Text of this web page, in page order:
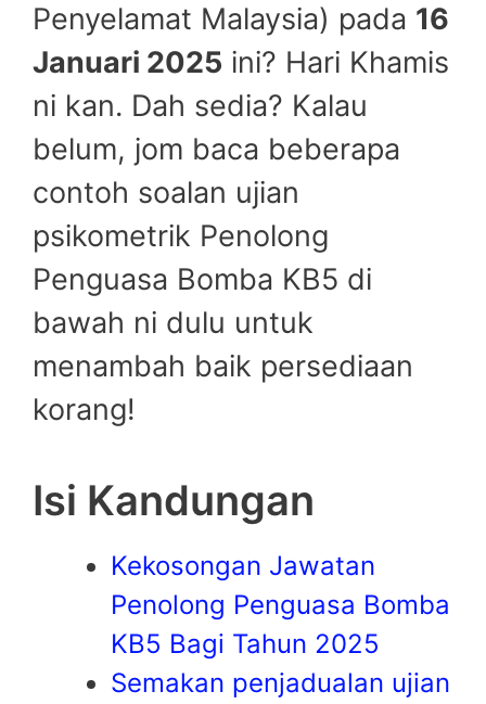
Penyelamat Malaysia) pada 16
Januari 2025 ini? Hari Khamis
ni kan. Dah sedia? Kalau
belum, jom baca beberapa
contoh soalan ujian
psikometrik Penolong
Penguasa Bomba KB5 di
bawah ni dulu untuk
menambah baik persediaan
korang!
Isi Kandungan
Kekosongan Jawatan
Penolong Penguasa Bomba
KB5 Bagi Tahun 2025
Semakan penjadualan ujian